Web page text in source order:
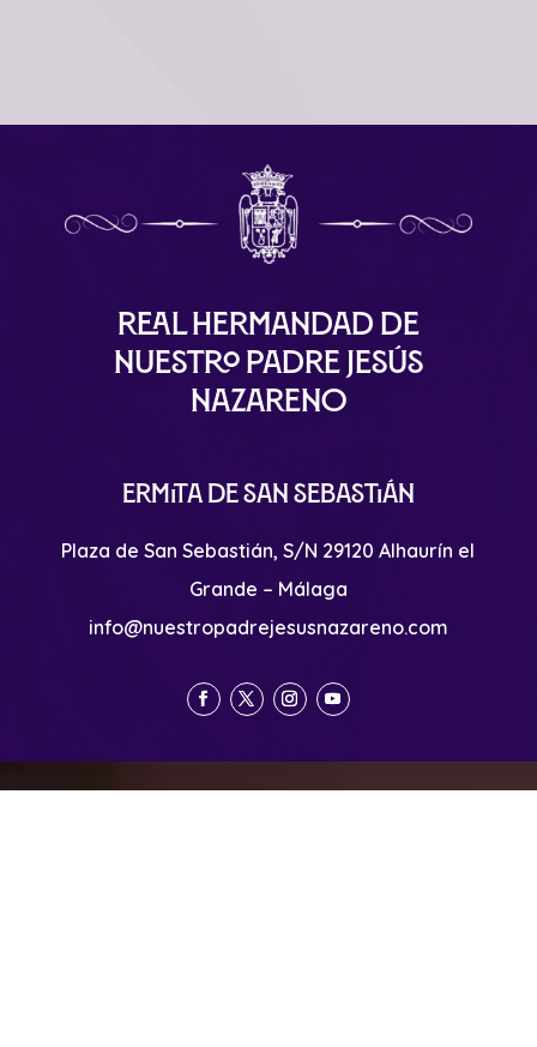
Real Hermandad de
Nuestro Padre Jesús
Nazareno
Ermita de San Sebastián
Plaza de San Sebastián, S/N 29120 Alhaurín el
Grande – Málaga
info@nuestropadrejesusnazareno.com